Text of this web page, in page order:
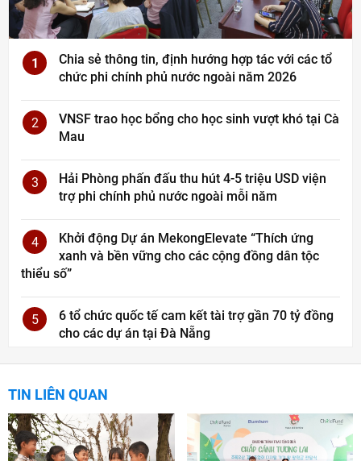
1
Chia sẻ thông tin, định hướng hợp tác với các tổ
chức phi chính phủ nước ngoài năm 2026
2
VNSF trao học bổng cho học sinh vượt khó tại Cà
Mau
3
Hải Phòng phấn đấu thu hút 4-5 triệu USD viện
trợ phi chính phủ nước ngoài mỗi năm
4
Khởi động Dự án MekongElevate “Thích ứng
xanh và bền vững cho các cộng đồng dân tộc
thiểu số”
5
6 tổ chức quốc tế cam kết tài trợ gần 70 tỷ đồng
cho các dự án tại Đà Nẵng
TIN LIÊN QUAN